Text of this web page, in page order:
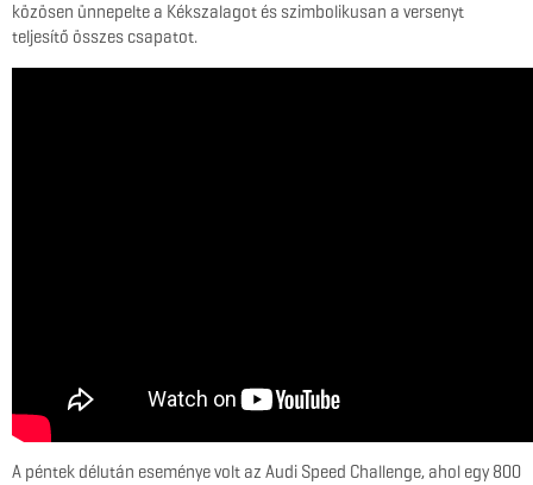
közösen ünnepelte a Kékszalagot és szimbolikusan a versenyt
teljesítő összes csapatot.
A péntek délután eseménye volt az Audi Speed Challenge, ahol egy 800